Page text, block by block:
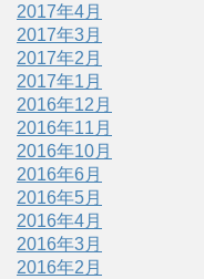
2017年4月
2017年3月
2017年2月
2017年1月
2016年12月
2016年11月
2016年10月
2016年6月
2016年5月
2016年4月
2016年3月
2016年2月